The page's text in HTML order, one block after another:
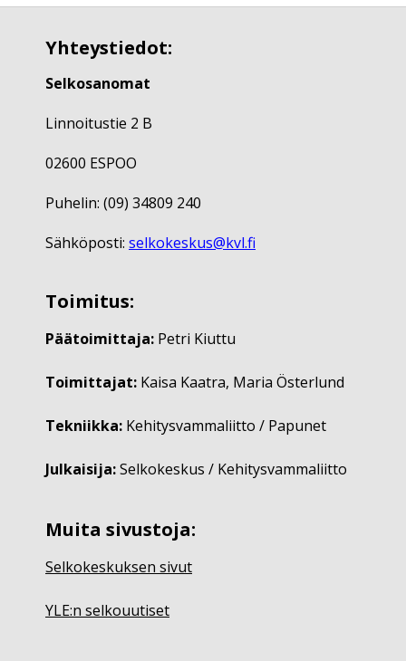
Yhteystiedot:
Selkosanomat
Linnoitustie 2 B
02600 ESPOO
Puhelin: (09) 34809 240
Sähköposti: selkokeskus@kvl.fi
Toimitus:
Päätoimittaja: Petri Kiuttu
Toimittajat: Kaisa Kaatra, Maria Österlund
Tekniikka: Kehitysvammaliitto / Papunet
Julkaisija:Selkokeskus / Kehitysvammaliitto
Muita sivustoja:
Selkokeskuksen sivut
YLE:n selkouutiset